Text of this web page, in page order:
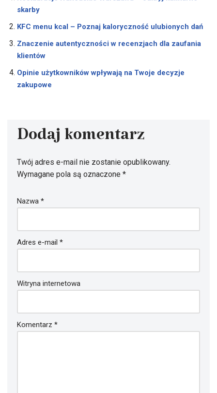
skarby
KFC menu kcal – Poznaj kaloryczność ulubionych dań
Znaczenie autentyczności w recenzjach dla zaufania
klientów
Opinie użytkowników wpływają na Twoje decyzje
zakupowe
Dodaj komentarz
Twój adres e-mail nie zostanie opublikowany.
Wymagane pola są oznaczone *
Nazwa *
Adres e-mail *
Witryna internetowa
Komentarz *